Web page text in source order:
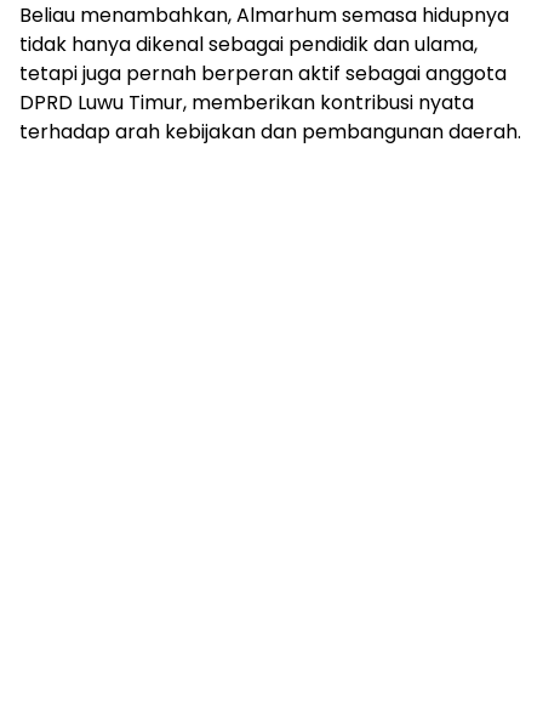
Beliau menambahkan, Almarhum semasa hidupnya
tidak hanya dikenal sebagai pendidik dan ulama,
tetapi juga pernah berperan aktif sebagai anggota
DPRD Luwu Timur, memberikan kontribusi nyata
terhadap arah kebijakan dan pembangunan daerah.